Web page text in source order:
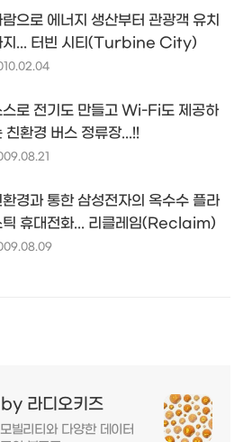
람으로 에너지 생산부터 관광객 유치
지... 터빈 시티(Turbine City)
스로 전기도 만들고 Wi-Fi도 제공하
친환경 버스 정류장...!!
환경과 통한 삼성전자의 옥수수 플라
틱 휴대전화... 리클레임(Reclaim)
라디오키즈
빌리티와 다양한 데이터